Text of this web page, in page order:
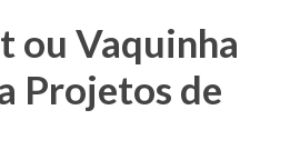
ou Vaquinha
Projetos de